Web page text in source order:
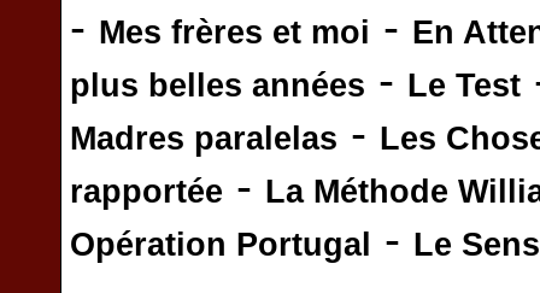
- Mes frères et moi - En
plus belles années - Le Test
Madres paralelas - Les
rapportée - La Méthode
Opération Portugal
- Le